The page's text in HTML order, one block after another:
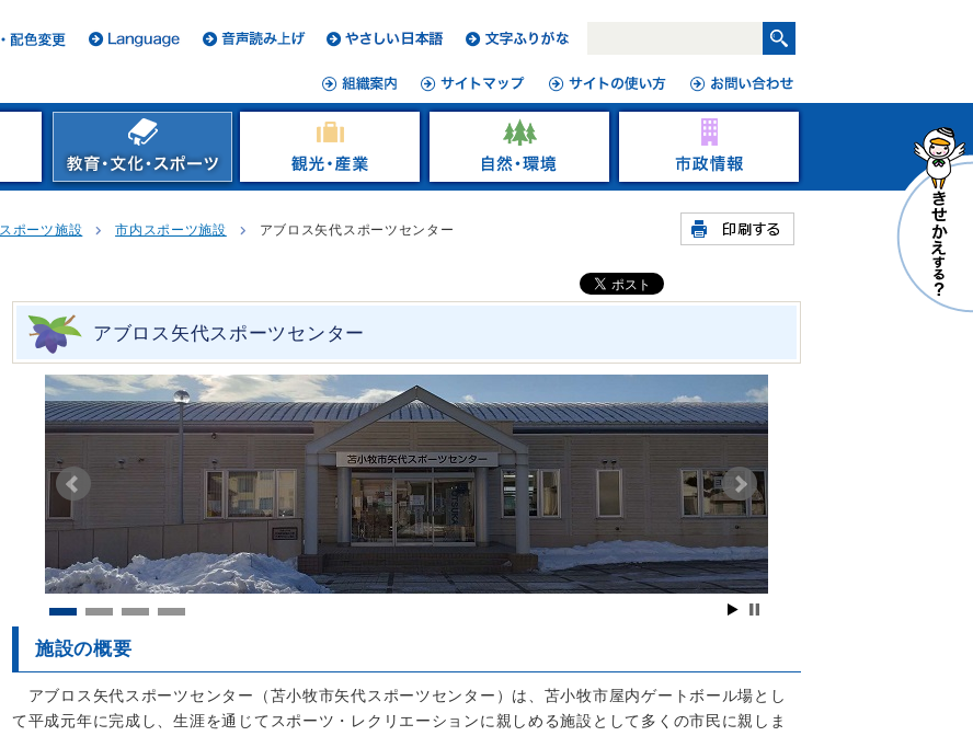
スポーツ施設 市内スポーツ施設 アブロス矢代スポーツセンター
アブロス矢代スポーツセンター
施設の概要
アブロス矢代スポーツセンター（苫小牧市矢代スポーツセンター）は、苫小牧市屋内ゲートボール場とし
て平成元年に完成し、生涯を通じてスポーツ・レクリエーションに親しめる施設として多くの市民に親しま